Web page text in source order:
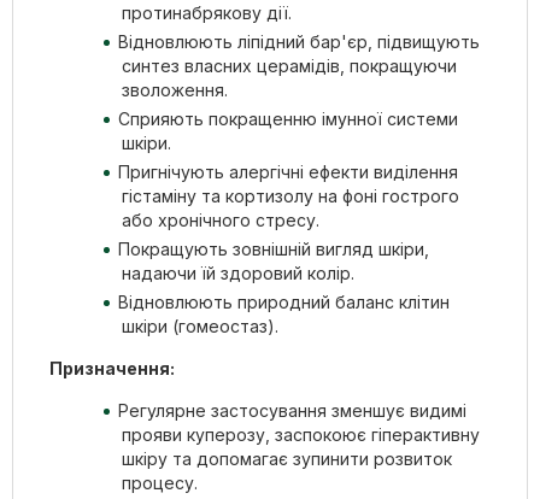
протинабрякову дії.
Відновлюють ліпідний бар'єр, підвищують
синтез власних церамідів, покращуючи
зволоження.
Сприяють покращенню імунної системи
шкіри.
Пригнічують алергічні ефекти виділення
гістаміну та кортизолу на фоні гострого
або хронічного стресу.
Покращують зовнішній вигляд шкіри,
надаючи їй здоровий колір.
Відновлюють природний баланс клітин
шкіри (гомеостаз).
Призначення:
Регулярне застосування зменшує видимі
прояви куперозу, заспокоює гіперактивну
шкіру та допомагає зупинити розвиток
процесу.